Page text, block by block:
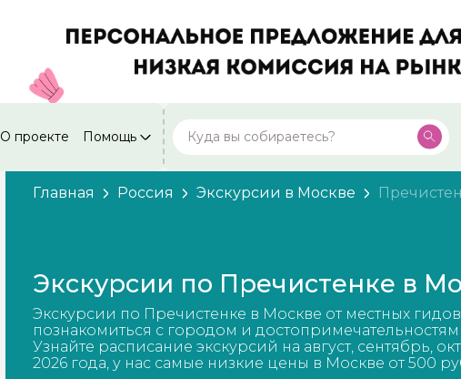
О проекте Помощь
Москва
Россия
Россия
Калининград
Россия
28 экскурсий
Кисловодск
Россия
20 экскурсий
Посмотреть все города
Главная Россия Экскурсии в Москве
Экскурсии по Пречистенке в
Экскурсии по Пречистенке в Москве от местных
познакомиться с городом и
Узнайте расписание экскурсий на август, сентябрь,
2026 года, у нас самые низкие цены в Москве от 500